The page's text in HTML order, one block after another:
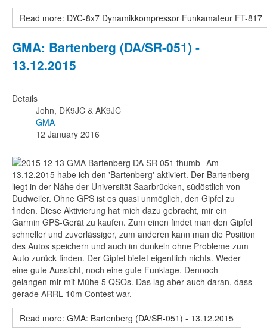
Read more: DYC-8x7 Dynamikkompressor Funkamateur FT-817
GMA: Bartenberg (DA/SR-051) -
13.12.2015
Details
John, DK9JC & AK9JC
GMA
12 January 2016
Am
13.12.2015 habe ich den 'Bartenberg' aktiviert. Der Bartenberg
liegt in der Nähe der Universität Saarbrücken, südöstlich von
Dudweiler. Ohne GPS ist es quasi unmöglich, den Gipfel zu
finden. Diese Aktivierung hat mich dazu gebracht, mir ein
Garmin GPS-Gerät zu kaufen. Zum einen findet man den Gipfel
schneller und zuverlässiger, zum anderen kann man die Position
des Autos speichern und auch im dunkeln ohne Probleme zum
Auto zurück finden. Der Gipfel bietet eigentlich nichts. Weder
eine gute Aussicht, noch eine gute Funklage. Dennoch
gelangen mir mit Mühe 5 QSOs. Das lag aber auch daran, dass
gerade ARRL 10m Contest war.
Read more: GMA: Bartenberg (DA/SR-051) - 13.12.2015